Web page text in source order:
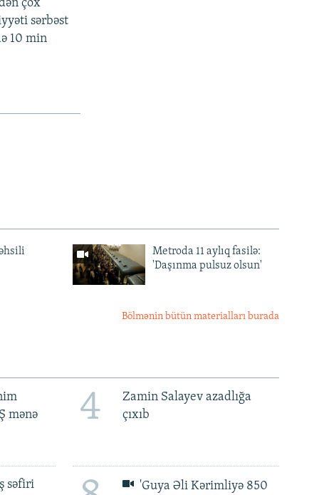
çox
sərbəst
10 min
Metroda 11 aylıq fasilə:
'Daşınma pulsuz olsun'
Bölmənin bütün materialları burada
mənə
4
Zamin Salayev azadlığa
çıxıb
səfiri 'Guya Əli Kərimliyə 850